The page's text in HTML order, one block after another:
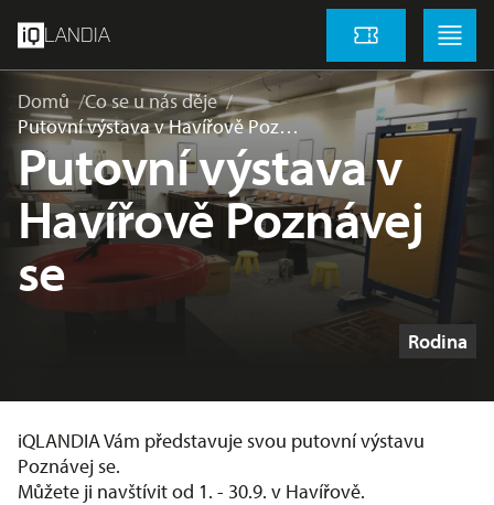
LANDIA Vstupenky
Menu
Domů
Co se u nás děje
Putovní výstava v Havířově Poz…
Putovní výstava v
Havířově Poznávej
se
Štítky
Rodina
iQLANDIA Vám představuje svou putovní výstavu
Poznávej se.
Můžete ji navštívit od 1. - 30.9. v Havířově.